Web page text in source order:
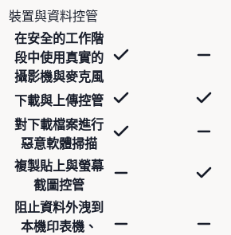
裝置與資料控管
在安全的工作階
段中使用真實的
攝影機與麥克風
下載與上傳控管
對下載檔案進行
惡意軟體掃描
複製貼上與螢幕
截圖控管
阻止資料外洩到
本機印表機、